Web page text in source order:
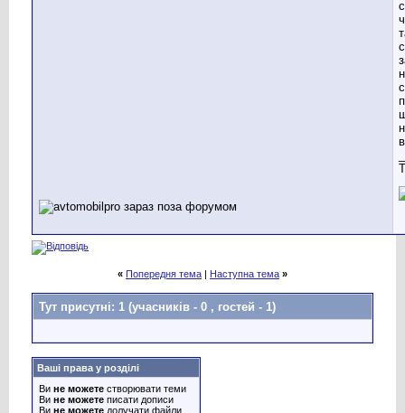
« Попередня тема | Наступна тема »
Тут присутні: 1 (учасників - 0 , гостей - 1)
Ваші права у розділі
Ви не можете створювати теми
Ви не можете писати дописи
Ви не можете долучати файли